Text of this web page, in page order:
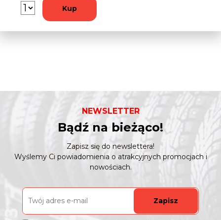
Kup
NEWSLETTER
Bądź na bieżąco!
Zapisz się do newslettera!
Wyślemy Ci powiadomienia o atrakcyjnych promocjach i
nowościach.
Zapisz